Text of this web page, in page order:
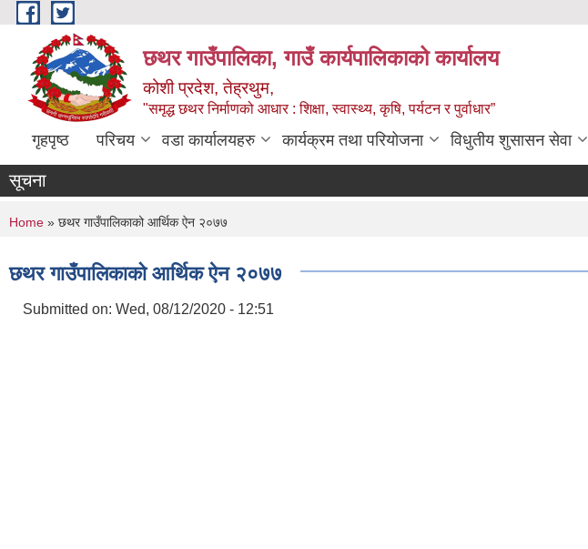
Skip to main content
छथर गाउँपालिका, गाउँ कार्यपालिकाको कार्यालय
कोशी प्रदेश, तेह्रथुम,
"समृद्ध छथर निर्माणको आधार : शिक्षा, स्वास्थ्य, कृषि, पर्यटन र पुर्वाधार”
गृहपृष्ठ परिचय वडा कार्यालयहरु कार्यक्रम तथा परियोजना विधुतीय शुसासन सेवा
सूचना
You are here
Home » छथर गाउँपालिकाको आर्थिक ऐन २०७७
छथर गाउँपालिकाको आर्थिक ऐन २०७७
Submitted on: Wed, 08/12/2020 - 12:51